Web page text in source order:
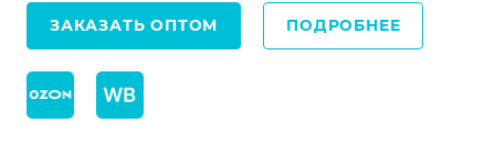
ЗАКАЗАТЬ ОПТОМ ПОДРОБНЕЕ